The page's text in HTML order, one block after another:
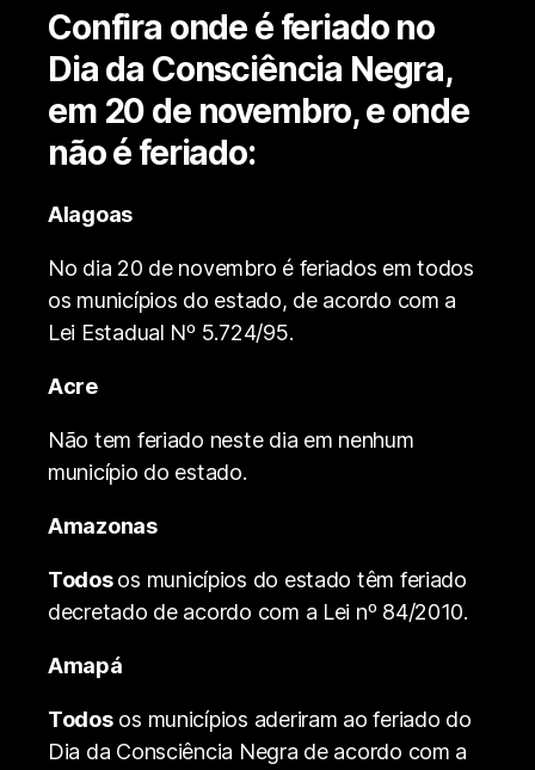
Confira onde é feriado no
Dia da Consciência Negra,
em 20 de novembro, e onde
não é feriado:
Alagoas
No dia 20 de novembro é feriados em todos
os municípios do estado, de acordo com a
Lei Estadual Nº 5.724/95.
Acre
Não tem feriado neste dia em nenhum
município do estado.
Amazonas
Todosos municípios do estado têm feriado
decretado de acordo com a Lei nº 84/2010.
Amapá
Todosos municípios aderiram ao feriado do
Dia da Consciência Negra de acordo com a